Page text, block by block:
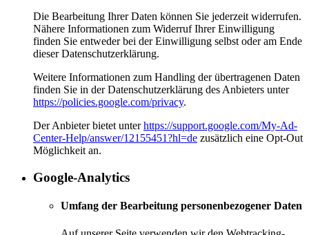
Die Bearbeitung Ihrer Daten können Sie jederzeit widerrufen.
Nähere Informationen zum Widerruf Ihrer Einwilligung
finden Sie entweder bei der Einwilligung selbst oder am Ende
dieser Datenschutzerklärung.
Weitere Informationen zum Handling der übertragenen Daten
finden Sie in der Datenschutzerklärung des Anbieters unter
https://policies.google.com/privacy.
Der Anbieter bietet unterhttps://support.google.com/My-Ad-
Center-Help/answer/12155451?hl=de zusätzlich eine Opt-Out
Möglichkeit an.
Google-Analytics
Umfang der Bearbeitung personenbezogener Daten